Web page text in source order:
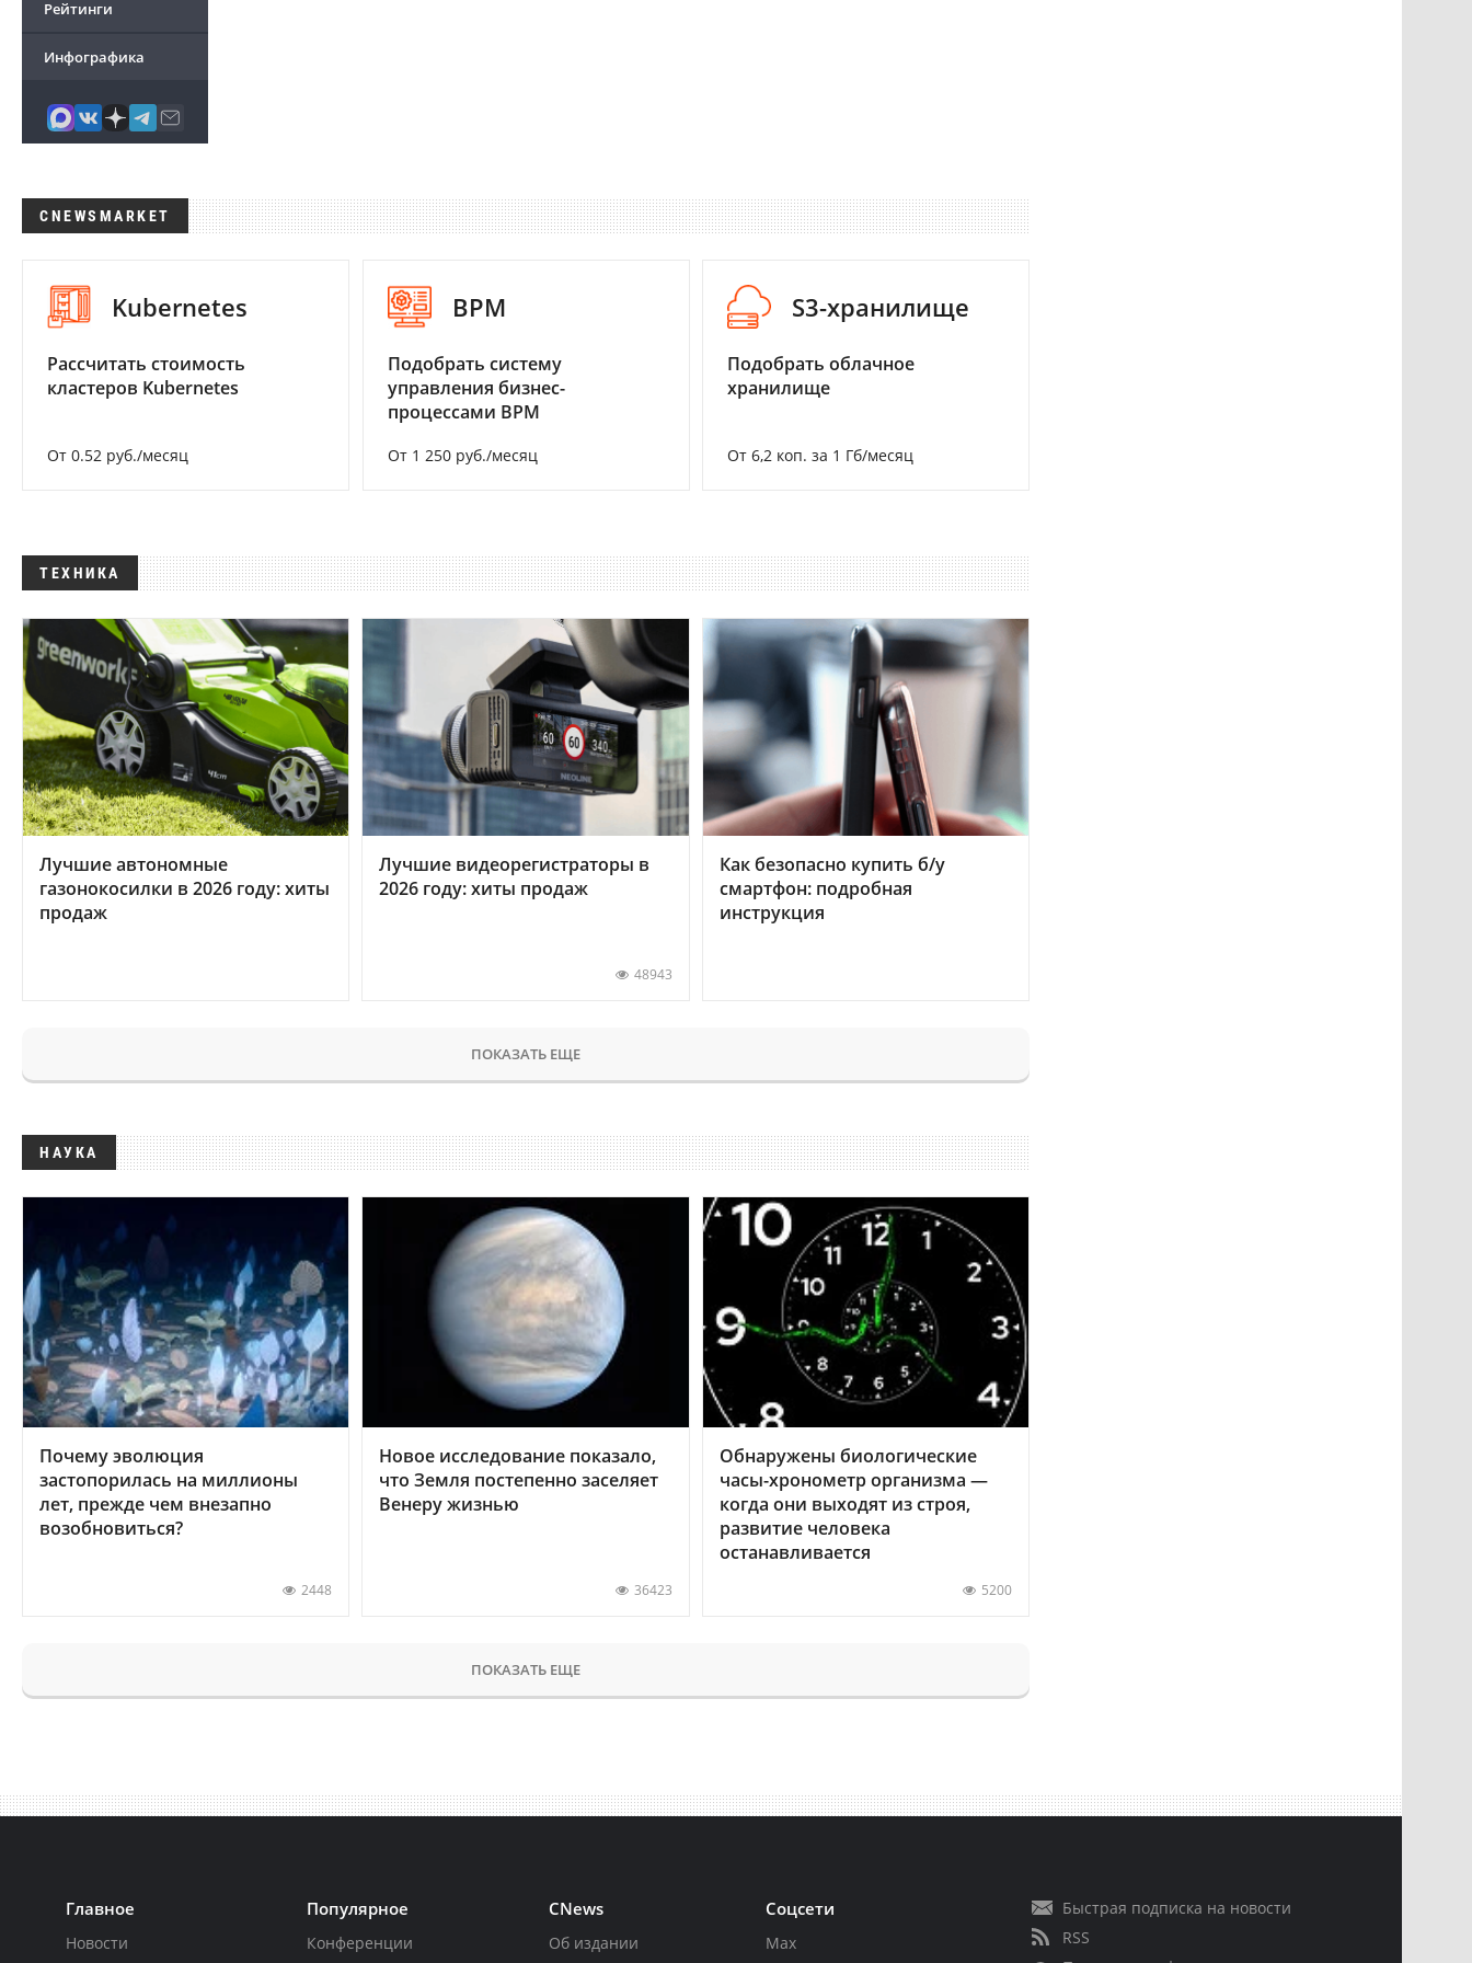
Рейтинги
Инфографика
CNEWSMARKET
Kubernetes
Рассчитать стоимость
кластеров Kubernetes
От 0.52 руб./месяц
BPM
Подобрать систему
управления бизнес-
процессами BPM
От 1 250 руб./месяц
S3-хранилище
Подобрать облачное
хранилище
От 6,2 коп. за 1 Гб/месяц
ТЕХНИКА
Лучшие автономные
газонокосилки в 2026 году: хиты
продаж
Лучшие видеорегистраторы в
2026 году: хиты продаж
48943
Как безопасно купить б/у
смартфон: подробная
инструкция
ПОКАЗАТЬ ЕЩЕ
НАУКА
Почему эволюция
застопорилась на миллионы
лет, прежде чем внезапно
возобновиться?
2448
Новое исследование показало,
что Земля постепенно заселяет
Венеру жизнью
36423
Обнаружены биологические
часы-хронометр организма —
когда они выходят из строя,
развитие человека
останавливается
5200
ПОКАЗАТЬ ЕЩЕ
Главное
Новости
Популярное
Конференции
CNews
Об издании
Соцсети
Max
Быстрая подписка на новости
RSS